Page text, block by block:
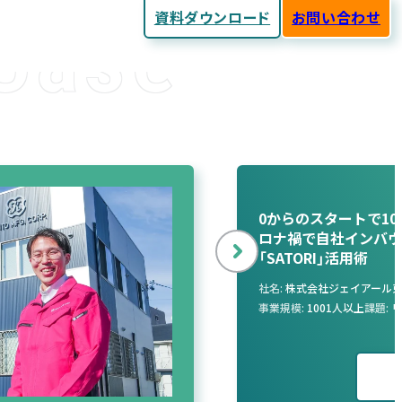
資料ダウンロード お問い合わせ
次
へ
0からのスタートで
ロナ禍で自社インバ
「SATORI」活用術
社名 株式会社ジェイアール
事業規模 1001人以上課題